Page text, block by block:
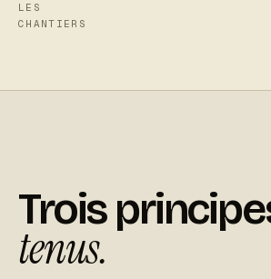
LES
CHANTIERS
Trois
tenus.